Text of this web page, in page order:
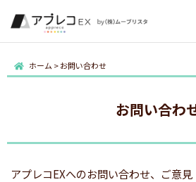
ホーム >お問い合わせ
お問い合わ
アプレコEXへのお問い合わせ、ご意